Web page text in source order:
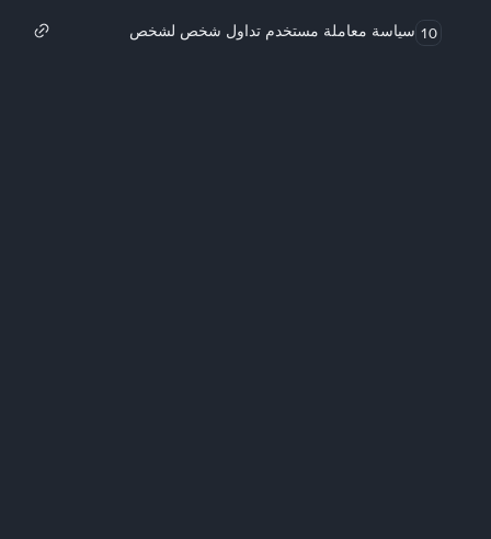
10 سياسة معاملة مستخدم تداول شخص لشخص